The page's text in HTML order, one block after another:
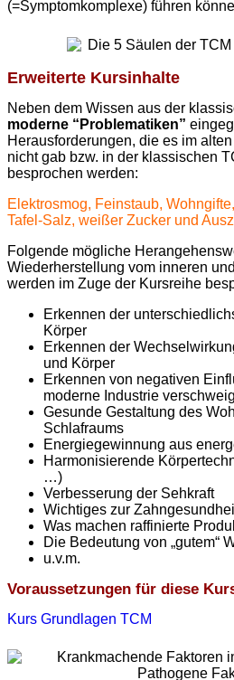
(=Symptomkomplexe) führen
Erweiterte Kursinhalte
Neben dem Wissen aus der
moderne “Problematiken”
Herausforderungen, die es im
nicht gab bzw. in der klassischen
besprochen werden:
Elektrosmog, Feinstaub,
Tafel-Salz, weißer Zucker und
Folgende mögliche
Wiederherstellung vom inneren
werden im Zuge der Kursreihe
Erkennen der
Körper
Erkennen der
und Körper
Erkennen von negativen
moderne Industrie
Gesunde Gestaltung des
Schlafraums
Energiegewinnung aus
Harmonisierende
…)
Verbesserung der Sehkraft
Wichtiges zur
Was machen raffinierte
Die Bedeutung von „gutem“
u.v.m.
Voraussetzungen für diese
Kurs Grundlagen TCM